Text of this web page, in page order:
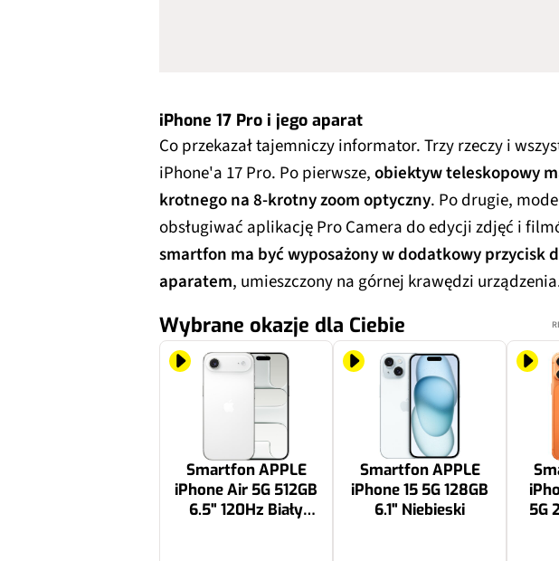
iPhone 17 Pro i jego aparat
Co przekazał tajemniczy informator. Trzy rzeczy i
iPhone'a 17 Pro. Po pierwsze,obiektyw teleskopowy
krotnego na 8-krotny zoom optyczny. Po drugie,
obsługiwać aplikację Pro Camera do edycji zdjęć i
smartfon ma być wyposażony w dodatkowy przycisk
aparatem, umieszczony na górnej krawędzi
Wybrane okazje dla Ciebie
Smartfon APPLE
iPhone Air 5G 512GB
6.5" 120Hz Biały
Smartfon APPLE
iPhone 15 5G 128GB
6.1" Niebieski
5G